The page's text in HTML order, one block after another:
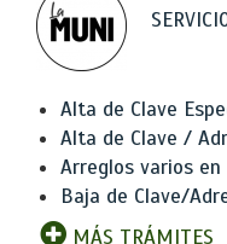
Alta de Clave
Alta de Clave /
Arreglos varios
Baja de Clave/
MÁS TRÁMITES